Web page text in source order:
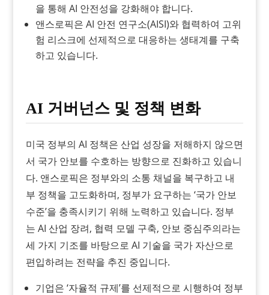
을 통해 AI 안전성을 강화해야 합니다.
앤스로픽은 AI 안전 연구소(AISI)와 협력하여 고위
험 리스크에 선제적으로 대응하는 생태계를 구축
하고 있습니다.
AI 거버넌스 및 정책 변화
미국 정부의 AI 정책은 산업 성장을 저해하지 않으면
서 국가 안보를 수호하는 방향으로 진화하고 있습니
다. 앤스로픽은 정부와의 소통 채널을 복구하고 내
부 정책을 고도화하며, 정부가 요구하는 ‘국가 안보
수준’을 충족시키기 위해 노력하고 있습니다. 정부
는 AI 산업 장려, 협력 모델 구축, 안보 중심주의라는
세 가지 기조를 바탕으로 AI 기술을 국가 자산으로
편입하려는 전략을 추진 중입니다.
기업은 ‘자율적 규제’를 선제적으로 시행하여 정부